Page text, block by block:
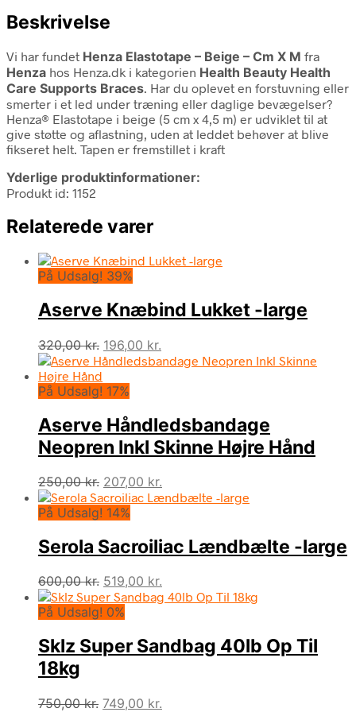
Beskrivelse
Vi har fundet Henza Elastotape – Beige – Cm X M fra
Henza hos Henza.dk i kategorien Health Beauty Health
Care Supports Braces. Har du oplevet en forstuvning eller
smerter i et led under træning eller daglige bevægelser?
Henza® Elastotape i beige (5 cm x 4,5 m) er udviklet til at
give støtte og aflastning, uden at leddet behøver at blive
fikseret helt. Tapen er fremstillet i kraft
Yderlige produktinformationer:
Produkt id: 1152
Relaterede varer
På Udsalg! 39%
Aserve Knæbind Lukket -large
320,00kr. Den
oprindelige
var:
196,00 kr.
aktuelle
På Udsalg! 17%
Aserve Håndledsbandage
Neopren Inkl Skinne Højre Hånd
250,00kr. Den
oprindelige
pris
250,00 kr..
207,00 kr.
aktuelle
207,00 kr..
På Udsalg! 14%
Serola Sacroiliac Lændbælte -large
600,00kr. Den
oprindelige
pris
600,00 kr..
519,00 kr.
aktuelle
519,00 kr..
På Udsalg! 0%
Sklz Super Sandbag 40lb Op Til
18kg
750,00kr. Den
749,00 kr.